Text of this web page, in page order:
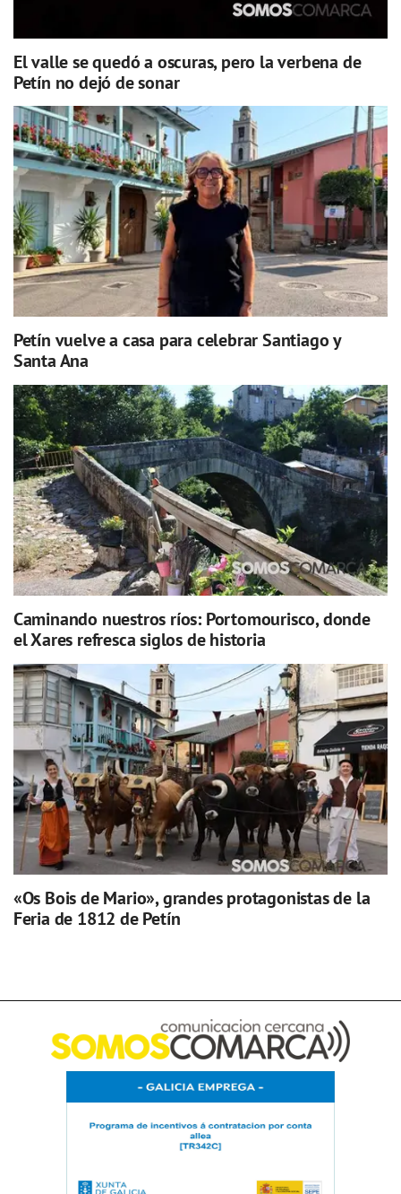
El valle se quedó a oscuras, pero la verbena de
Petín no dejó de sonar
Petín vuelve a casa para celebrar Santiago y
Santa Ana
Caminando nuestros ríos: Portomourisco, donde
el Xares refresca siglos de historia
«Os Bois de Mario», grandes protagonistas de la
Feria de 1812 de Petín